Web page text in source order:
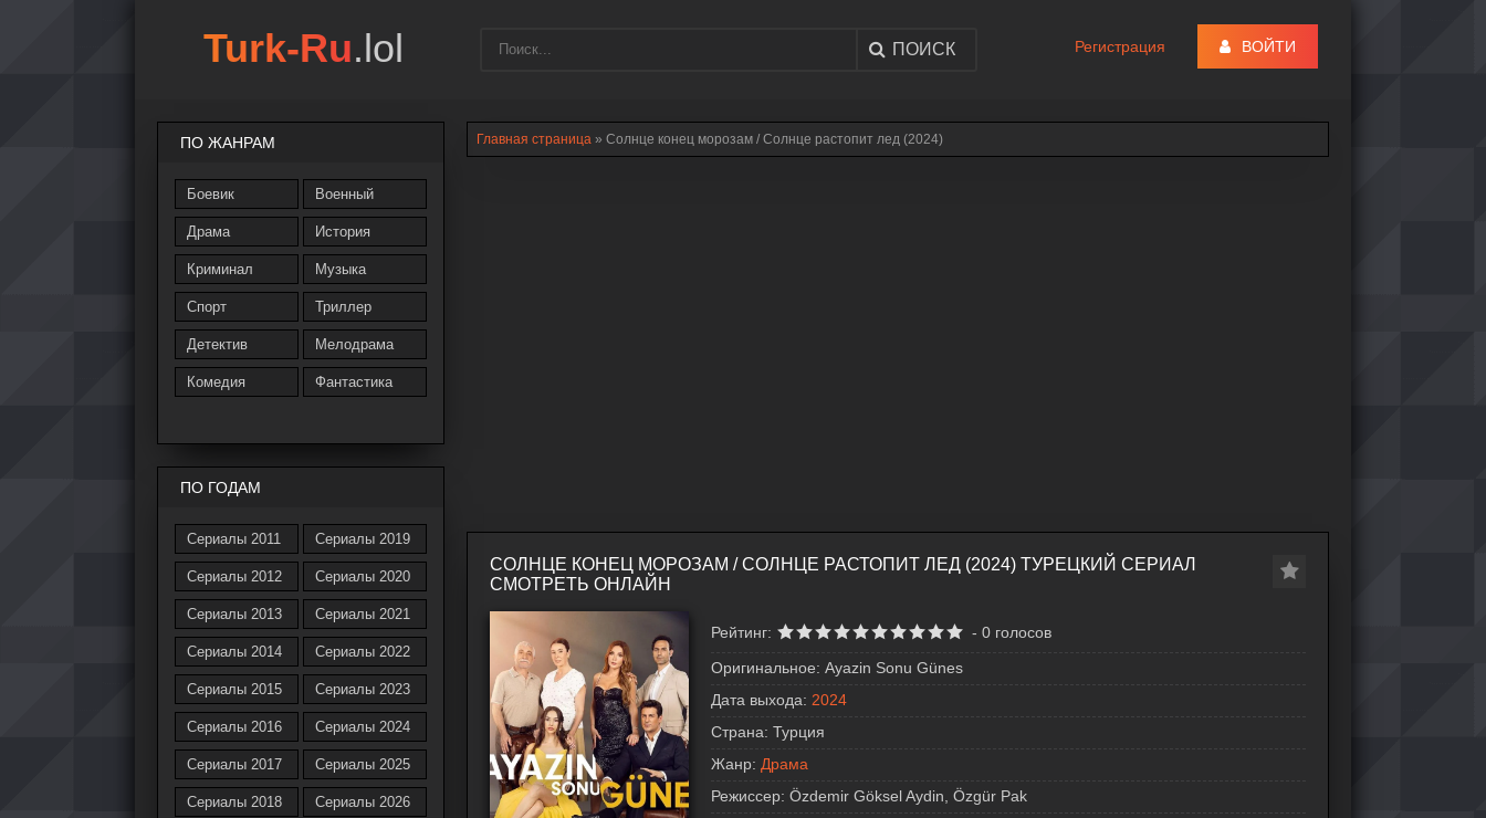
Главная страница » Солнце конец морозам / Солнце растопит лед (2024)
СОЛНЦЕ КОНЕЦ МОРОЗАМ / СОЛНЦЕ РАСТОПИТ ЛЕД (2024) ТУРЕЦКИЙ СЕРИАЛ
СМОТРЕТЬ ОНЛАЙН
Рейтинг: - 0 голосов
Оригинальное: Ayazin Sonu Günes
Дата выхода: 2024
Страна: Турция
Жанр: Драма
Режиссер: Özdemir Göksel Aydin, Özgür Pak
ПО ЖАНРАМ
Боевик
Драма
Криминал
Спорт
Детектив
Комедия
Военный
История
Музыка
Триллер
Мелодрама
Фантастика
ПО ГОДАМ
Сериалы 2011
Сериалы 2012
Сериалы 2013
Сериалы 2014
Сериалы 2015
Сериалы 2016
Сериалы 2017
Сериалы 2018
Сериалы 2019
Сериалы 2020
Сериалы 2021
Сериалы 2022
Сериалы 2023
Сериалы 2024
Сериалы 2025
Сериалы 2026
Turk-Ru.lol ПОИСК Регистрация ВОЙТИ